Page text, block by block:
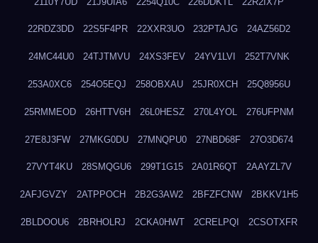
22RDZ3DD 22S5F4PR 22XXR3UO 232PTAJG 24AZ56D2
24MC44U0 24TJTMVU 24XS3FEV 24YV1LVI 252T7VNK
253A0XC6 254O5EQJ 258OBXAU 25JR0XCH 25Q8956U
25RMMEOD 26HTTV6H 26L0HESZ 270L4YOL 276UFPNM
27E8J3FW 27MKG0DU 27MNQPU0 27NBD68F 27O3D674
27VYT4KU 28SMQGU6 299T1G15 2A01R6QT 2AAYZL7V
2AFJGVZY 2ATPPOCH 2B2G3AW2 2BFZFCNW 2BKKV1H5
2BLDOOU6 2BRHOLRJ 2CKA0HWT 2CRELPQI 2CSOTXFR